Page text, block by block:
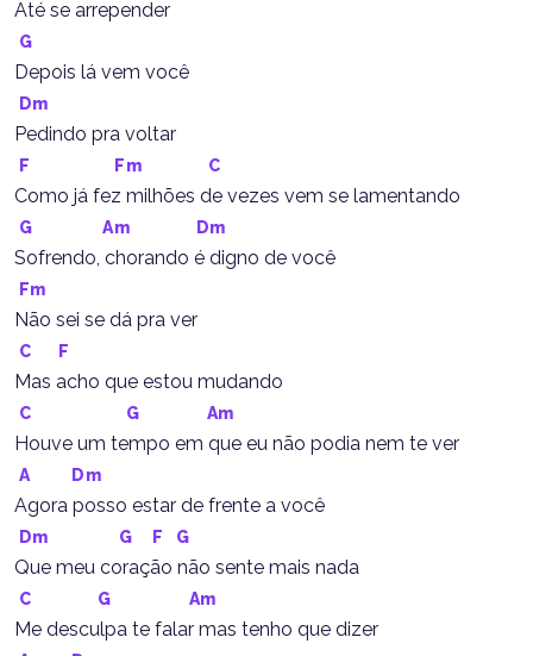
Até se arrepender
G
Depois lá vem você
Dm
Pedindo pra voltar
F Fm C
Como já fez milhões de vezes vem se lamentando
G Am Dm
Sofrendo, chorando é digno de você
Fm
Não sei se dá pra ver
C F
Mas acho que estou mudando
C G Am
Houve um tempo em que eu não podia nem te ver
A Dm
Agora posso estar de frente a você
Dm G F G
Que meu coração não sente mais nada
C G Am
Me desculpa te falar mas tenho que dizer